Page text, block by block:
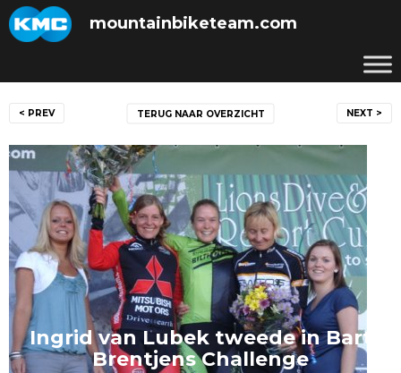
Skip
to
mountainbiketeam.com
navigatie
< PREV NEXT >
TERUG NAAR OVERZICHT
Ingrid van Lubek tweede in Bart
Brentjens Challenge